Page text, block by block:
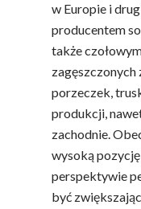
w Europie i
producentem
także
porzeczek,
produkcji,
zachodnie.
wysoką
perspektywie
być